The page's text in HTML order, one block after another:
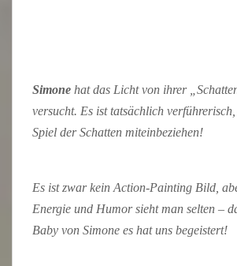
Simone hat das Licht von ihrer
versucht. Es ist tatsächlich
Spiel der Schatten miteinbeziehen!
Es ist zwar kein Action-Painting Bild,
Energie und Humor sieht man selten –
Baby von Simone es hat uns begeistert!